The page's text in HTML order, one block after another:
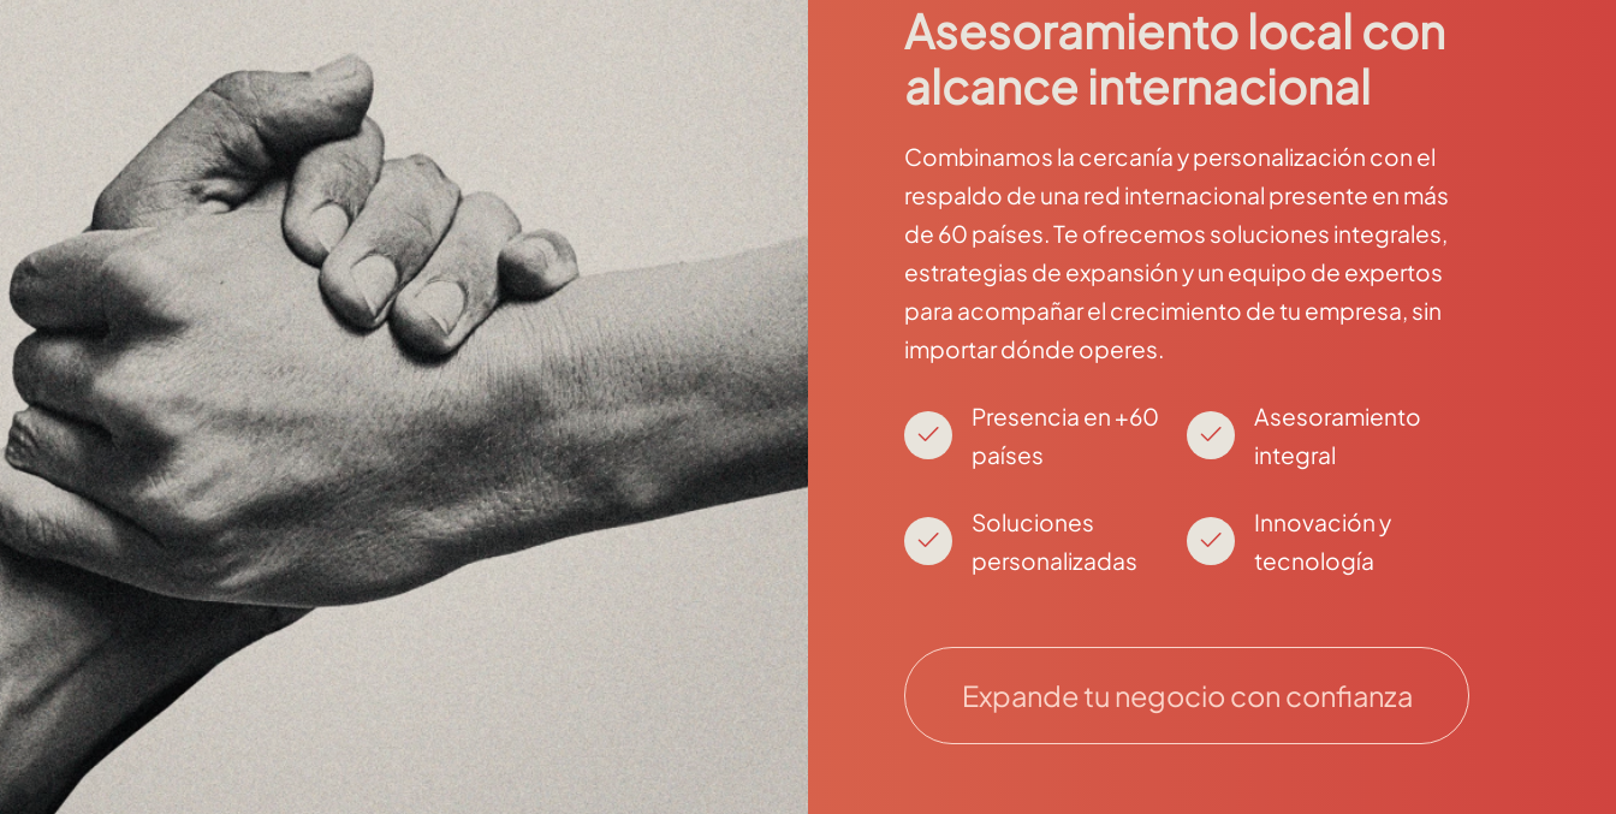
Asesoramiento local con
alcance internacional
Combinamos la cercanía y personalización con el
respaldo de una red internacional presente en más
de 60 países. Te ofrecemos soluciones integrales,
estrategias de expansión y un equipo de expertos
para acompañar el crecimiento de tu empresa, sin
importar dónde operes.
Presencia en +60
países
Soluciones
personalizadas
Asesoramiento
integral
Innovación y
tecnología
Expande tu negocio con confianza